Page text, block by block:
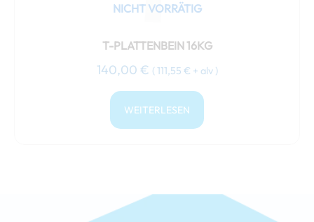
NICHT VORRÄTIG
T-PLATTENBEIN 16KG
140,00 € (111,55 € + alv )
WEITERLESEN